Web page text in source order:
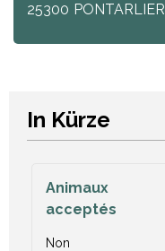
25300 PONTARLIER
In Kürze
Animaux
acceptés
Non